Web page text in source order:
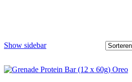
Show sidebar